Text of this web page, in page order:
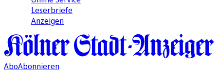
Leserbriefe
Anzeigen
AboAbonnieren